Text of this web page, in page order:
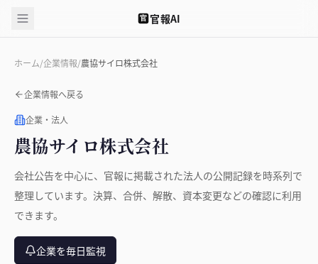
官 官報AI
ホーム/企業情報/農協サイロ株式会社
企業情報へ戻る
企業・法人
農協サイロ株式会社
会社公告を中心に、官報に掲載された法人の公開記録を時系列で
整理しています。決算、合併、解散、資本変更などの確認に利用
できます。
企業を毎日監視